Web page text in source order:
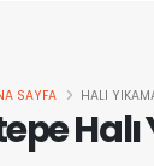
Halı
SAYFA HALI